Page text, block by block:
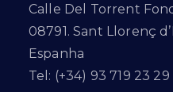
Calle Del Torrent
08791. Sant Llorenç
Espanha
Tel: (+34) 93 719 23 29